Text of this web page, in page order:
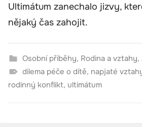
Ultimátum zanechalo jizvy,
nějaký čas zahojit.
Osobní příběhy, Rodina a vztahy,
dilema péče o dítě, napjaté
rodinný konflikt, ultimátum